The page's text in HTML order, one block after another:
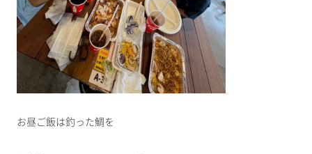
お昼ご飯は釣った鯛を